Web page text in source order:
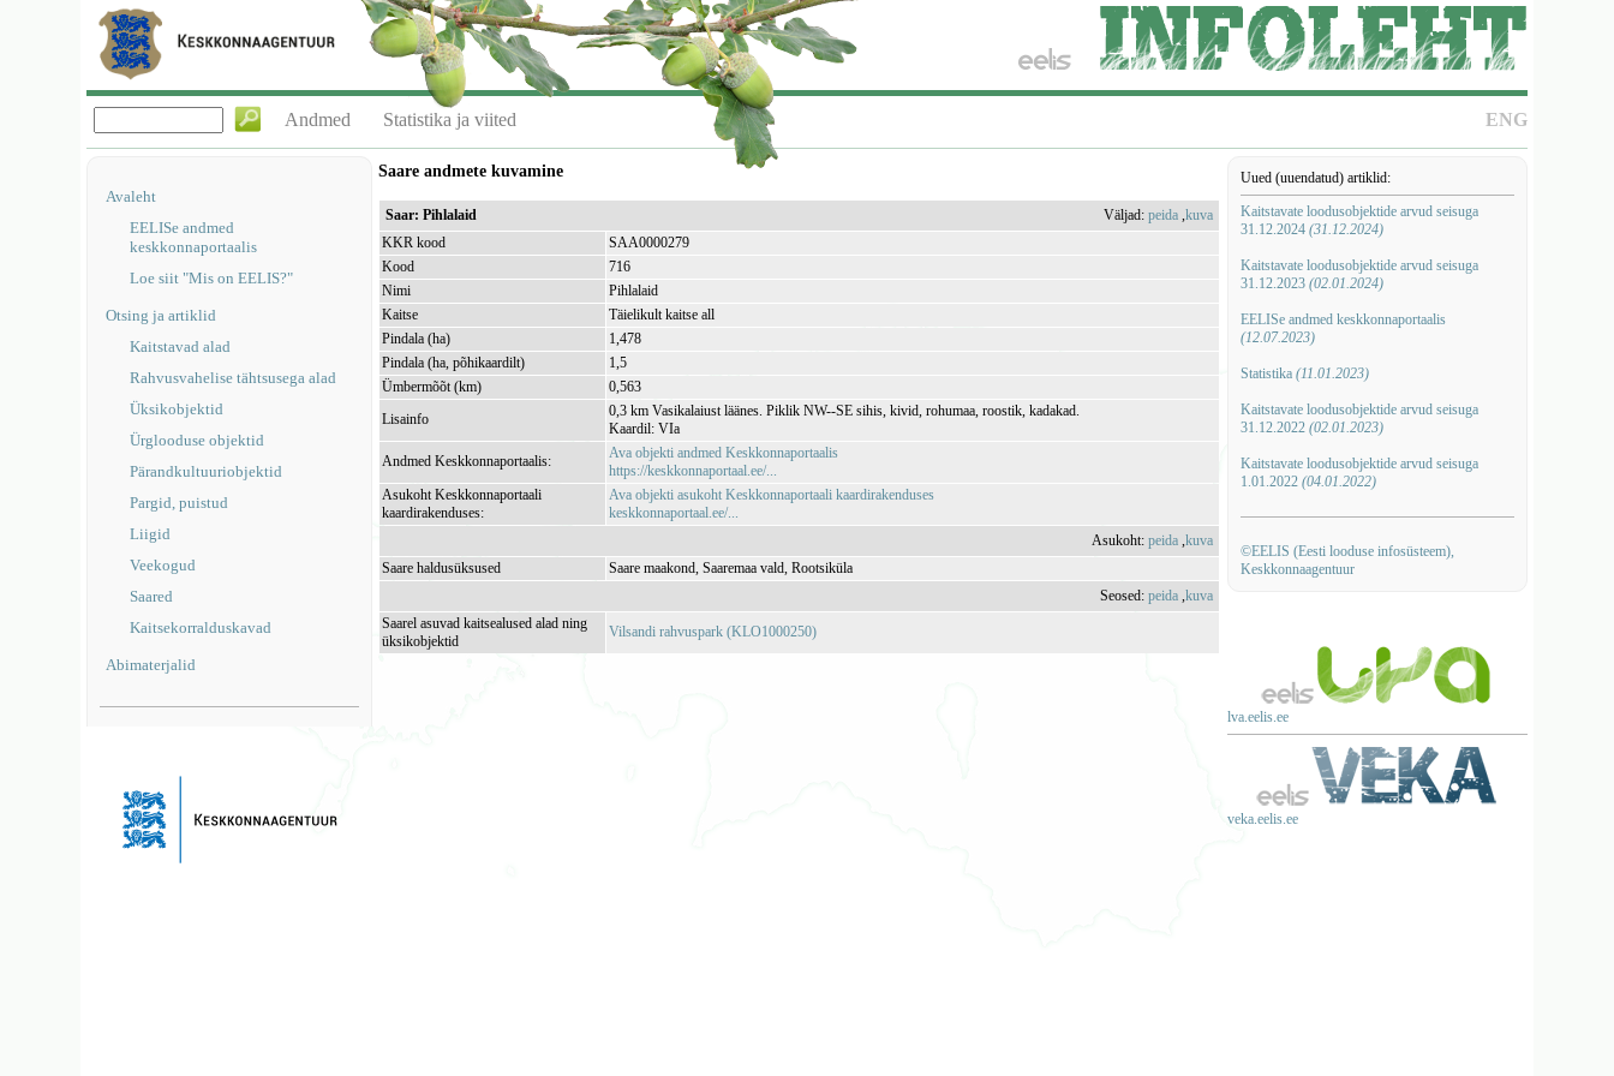
ENG
Andmed Statistika ja viited
Avaleht
EELISe andmed
keskkonnaportaalis
Loe siit "Mis on EELIS?"
Otsing ja artiklid
Kaitstavad alad
Rahvusvahelise tähtsusega alad
Üksikobjektid
Ürglooduse objektid
Pärandkultuuriobjektid
Pargid, puistud
Liigid
Veekogud
Saared
Kaitsekorralduskavad
Abimaterjalid
Uued (uuendatud) artiklid:
Kaitstavate loodusobjektide arvud seisuga
31.12.2024 (31.12.2024)
Kaitstavate loodusobjektide arvud seisuga
31.12.2023 (02.01.2024)
EELISe andmed keskkonnaportaalis
(12.07.2023)
Statistika (11.01.2023)
Kaitstavate loodusobjektide arvud seisuga
31.12.2022 (02.01.2023)
Kaitstavate loodusobjektide arvud seisuga
1.01.2022 (04.01.2022)
©EELIS (Eesti looduse infosüsteem),
Keskkonnaagentuur
lva.eelis.ee
veka.eelis.ee
Saare andmete kuvamine
Saar: Pihlalaid Väljad:peida ,kuva
KKR kood
SAA0000279
Kood
716
Nimi
Pihlalaid
Kaitse
Täielikult kaitse all
Pindala (ha)
1,478
Pindala (ha, põhikaardilt)
1,5
Ümbermõõt (km)
0,563
Lisainfo
0,3 km Vasikalaiust läänes. Piklik NW--SE sihis, kivid, rohumaa, roostik, kadakad.
Kaardil: VIa
Andmed Keskkonnaportaalis:
Ava objekti andmed Keskkonnaportaalis
https://keskkonnaportaal.ee/...
Asukoht Keskkonnaportaali
kaardirakenduses:
Ava objekti asukoht Keskkonnaportaali kaardirakenduses
keskkonnaportaal.ee/...
Asukoht:peida ,kuva
Saare haldusüksused
Saare maakond, Saaremaa vald, Rootsiküla
Seosed:peida ,kuva
Saarel asuvad kaitsealused alad ning
üksikobjektid
Vilsandi rahvuspark (KLO1000250)